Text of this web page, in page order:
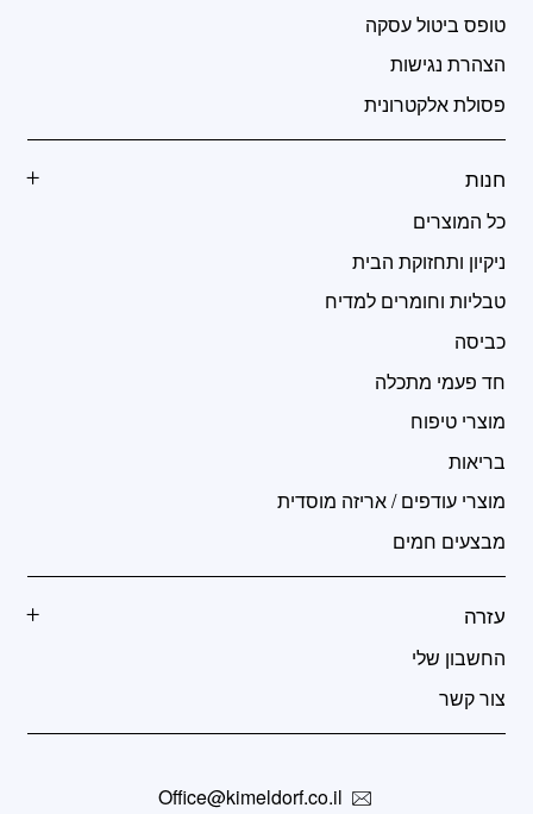
טופס ביטול עסקה
הצהרת נגישות
פסולת אלקטרונית
חנות
כל המוצרים
ניקיון ותחזוקת הבית
טבליות וחומרים למדיח
כביסה
חד פעמי מתכלה
מוצרי טיפוח
בריאות
מוצרי עודפים / אריזה מוסדית
מבצעים חמים
עזרה
החשבון שלי
צור קשר
Office@kimeldorf.co.il